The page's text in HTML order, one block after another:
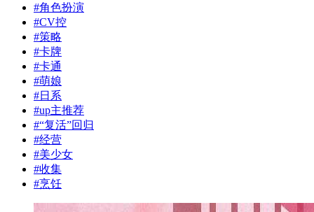
#角色扮演
#CV控
#策略
#卡牌
#卡通
#萌娘
#日系
#up主推荐
#“复活”回归
#经营
#美少女
#收集
#烹饪